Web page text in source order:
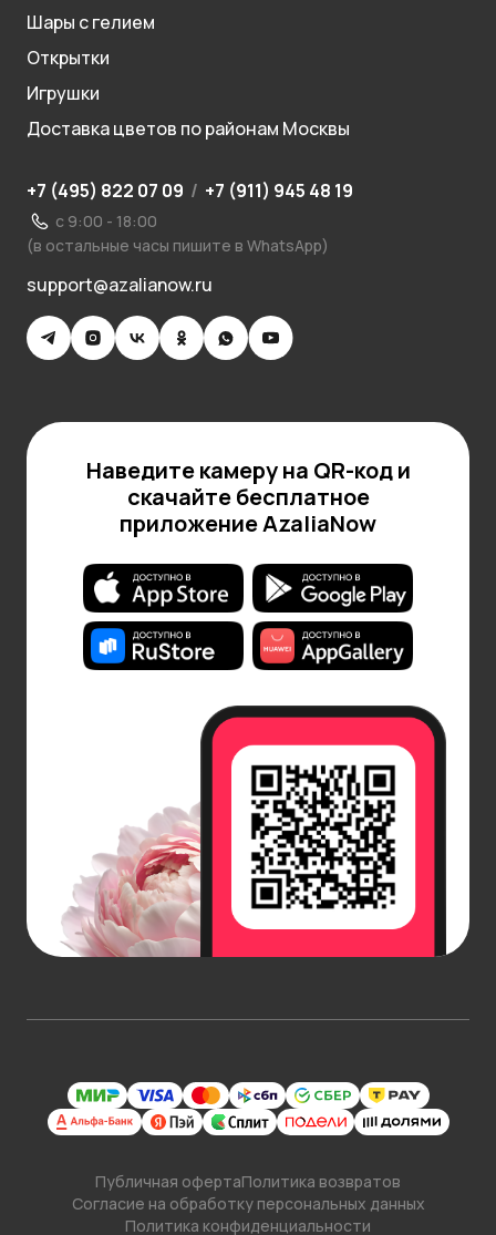
Шары с гелием
Открытки
Игрушки
Доставка цветов по районам Москвы
+7 (495) 822 07 09 / +7 (911) 945 48 19
с 9:00 - 18:00
(в остальные часы пишите в WhatsApp)
support@azalianow.ru
Наведите камеру на QR-код и
скачайте бесплатное
приложение AzaliaNow
Публичная офертаПолитика возвратов
Согласие на обработку персональных данных
Политика конфиденциальности